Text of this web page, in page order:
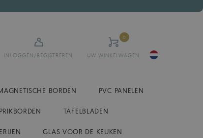
INLOGGEN/REGISTREREN UW WINKELWAGEN
0
BORDEN PVC PANELEN
PRIKBORDEN TAFELBLADEN
GLAS VOOR DE KEUKEN